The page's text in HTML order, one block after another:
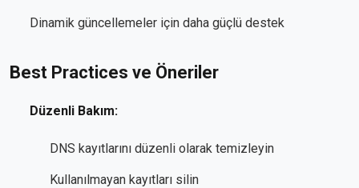
Dinamik güncellemeler için daha güçlü destek
Best Practices ve Öneriler
Düzenli Bakım:
DNS kayıtlarını düzenli olarak temizleyin
Kullanılmayan kayıtları silin